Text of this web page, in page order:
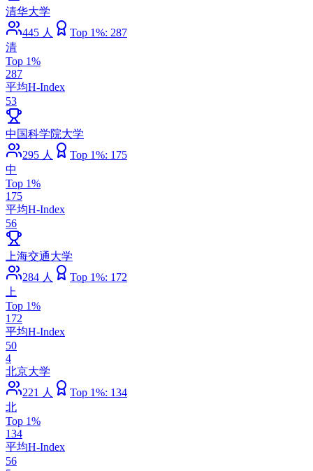
清华大学
445 人 Top 1%: 287
清
Top 1%
287
平均H-Index
53
中国科学院大学
295 人 Top 1%: 175
中
Top 1%
175
平均H-Index
56
上海交通大学
284 人 Top 1%: 172
上
Top 1%
172
平均H-Index
50
4
北京大学
221 人 Top 1%: 134
北
Top 1%
134
平均H-Index
56